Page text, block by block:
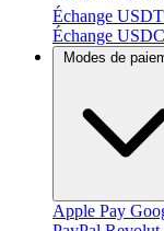
Échange
Échange
Modes de
Apple Pay